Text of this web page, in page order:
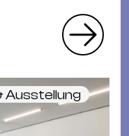
Ausstellung